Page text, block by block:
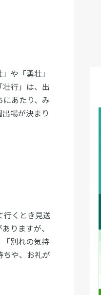
や「勇壮」
行」は、出
あたり、み
場が決まり
行くとき見送
りますが、
別れの気持
ちや、お礼が